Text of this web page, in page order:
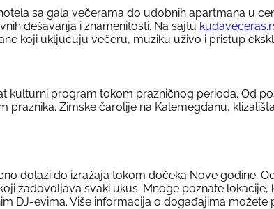
sa gala večerama do udobnih apartmana u
dešavanja i znamenitosti. Na sajtu
koji uključuju večeru, muziku uživo i pristup
kulturni program tokom prazničnog perioda. Od
Zimske čarolije na Kalemegdanu,
dolazi do izražaja tokom dočeka Nove godine.
zadovoljava svaki ukus. Mnoge poznate lokacije,
DJ-evima. Više informacija o događajima možete